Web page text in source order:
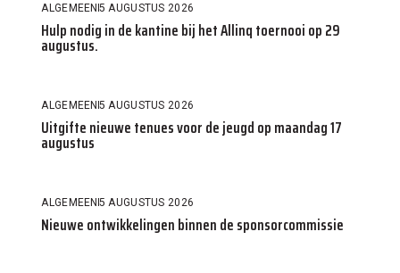
ALGEMEEN5 AUGUSTUS 2026
Hulp nodig in de kantine bij het Allinq toernooi op 29
augustus.
ALGEMEEN5 AUGUSTUS 2026
Uitgifte nieuwe tenues voor de jeugd op maandag 17
augustus
ALGEMEEN5 AUGUSTUS 2026
Nieuwe ontwikkelingen binnen de sponsorcommissie